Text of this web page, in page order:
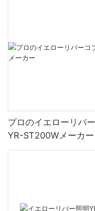
プロのイエローリバ
YR-ST200Wメーカー